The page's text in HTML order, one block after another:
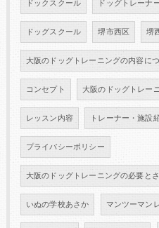
ドックスクール ドッグトレーナ
ドッグスクール 堺市西区 堺
大阪のドッグトレーニングの内容に
コンセプト 大阪のドッグトレー
レッスン内容 トレーナー・施設
プライバシーポリシー
大阪のドッグトレーニングの必要と
いぬの学校あさか マンツーマン